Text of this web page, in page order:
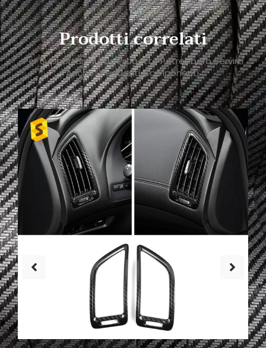
Prodotti correlati
Per Supportare Il Tuo Progetto Potrebbero Servirti
Anche I Seguenti Componenti.